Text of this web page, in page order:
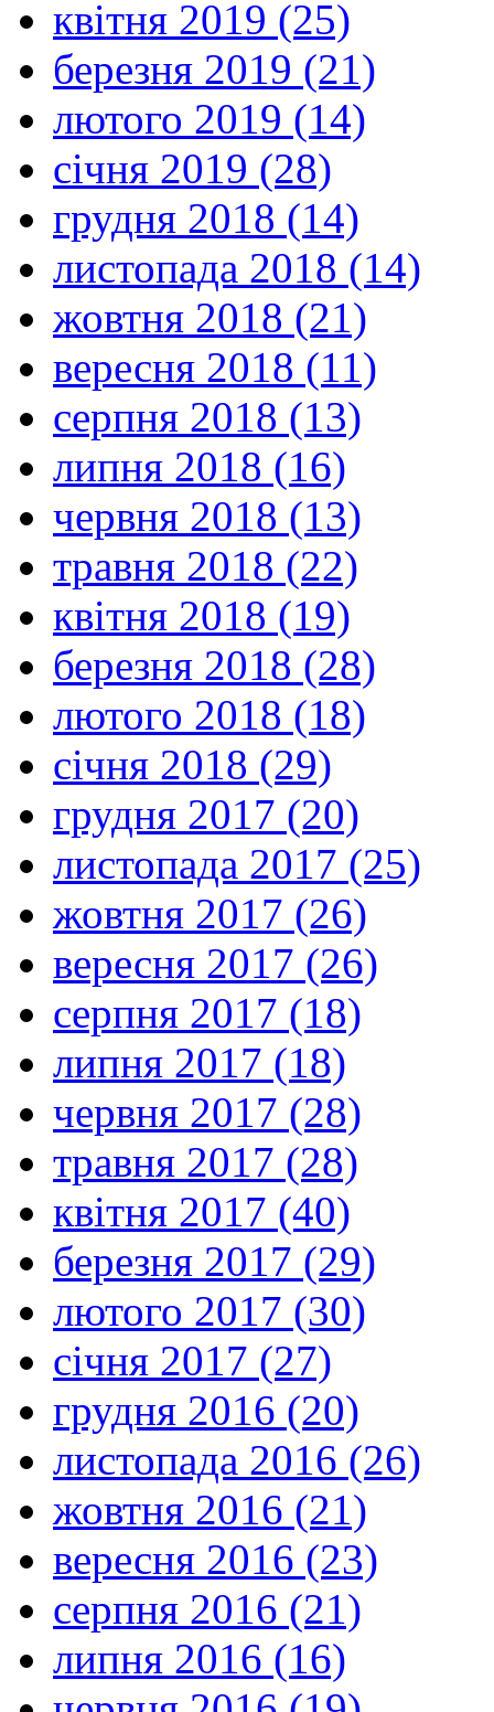
квітня 2019 (25)
березня 2019 (21)
лютого 2019 (14)
січня 2019 (28)
грудня 2018 (14)
листопада 2018 (14)
жовтня 2018 (21)
вересня 2018 (11)
серпня 2018 (13)
липня 2018 (16)
червня 2018 (13)
травня 2018 (22)
квітня 2018 (19)
березня 2018 (28)
лютого 2018 (18)
січня 2018 (29)
грудня 2017 (20)
листопада 2017 (25)
жовтня 2017 (26)
вересня 2017 (26)
серпня 2017 (18)
липня 2017 (18)
червня 2017 (28)
травня 2017 (28)
квітня 2017 (40)
березня 2017 (29)
лютого 2017 (30)
січня 2017 (27)
грудня 2016 (20)
листопада 2016 (26)
жовтня 2016 (21)
вересня 2016 (23)
серпня 2016 (21)
липня 2016 (16)